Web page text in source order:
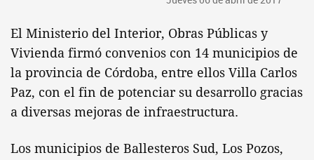
El Ministerio del Interior, Obras Públicas y
Vivienda firmó convenios con 14 municipios de
la provincia de Córdoba, entre ellos Villa Carlos
Paz, con el fin de potenciar su desarrollo gracias
a diversas mejoras de infraestructura.
Los municipios de Ballesteros Sud, Los Pozos,